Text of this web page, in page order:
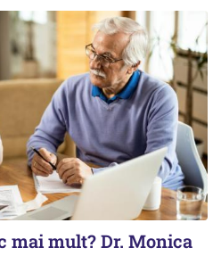
mai mult? Dr. Monica